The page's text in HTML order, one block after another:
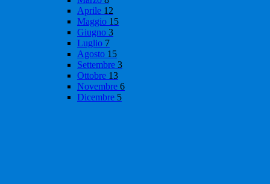
Aprile 12
Maggio 15
Giugno 3
Luglio 7
Agosto 15
Settembre 3
Ottobre 13
Novembre 6
Dicembre 5